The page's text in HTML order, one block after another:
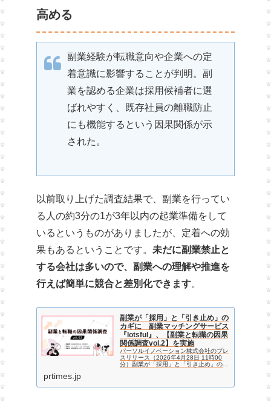
高める
副業経験が転職意向や企業への定
着意識に影響することが判明。副
業を認める企業は採用候補者に選
ばれやすく、既存社員の離職防止
にも機能するという因果関係が示
された。
以前取り上げた調査結果で、副業を行ってい
る人の約3分の1が3年以内の起業準備をして
いるというものがありましたが、定着への効
果もあるということです。 未だに副業禁止と
する会社は多いので、副業への理解や推進を
行えば簡単に競合と差別化できます。
副業が「採用」と「引き止め」の
カギに 副業マッチングサービス
『lotsful』、【副業と転職の因果
関係調査vol.2】を実施
パーソルイノベーション株式会社のプレ
スリリース（2026年4月28日 11時00
分）副業が「採用」と「引き止め」のカ
prtimes.jp